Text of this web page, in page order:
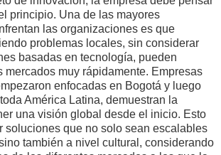
principio. Una de las mayores
las organizaciones es que
problemas locales, sin considerar
basadas en tecnología, pueden
mercados muy rápidamente. Empresas
enfocadas en Bogotá y luego
América Latina, demuestran la
una visión global desde el inicio. Esto
soluciones que no solo sean escalables
también a nivel cultural, considerando